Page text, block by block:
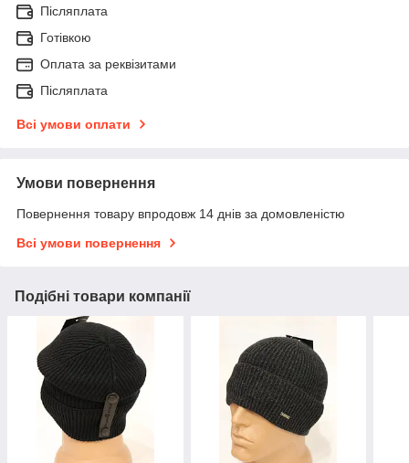
Післяплата
Готівкою
Оплата за реквізитами
Післяплата
Всі умови оплати
Умови повернення
Повернення товару впродовж 14 днів за домовленістю
Всі умови повернення
Подібні товари компанії